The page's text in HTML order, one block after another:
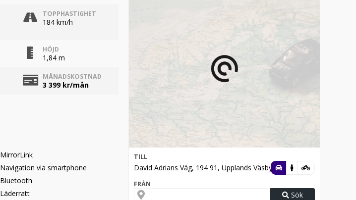
TOPPHASTIGHET
184 km/h
HÖJD
1,84 m
MÅNADSKOSTNAD
3 399kr/mån
MirrorLink
Navigation via smartphone
Bluetooth
Läderratt
TILL
David Adrians Väg, 194 91, Upplands Väsby
FRÅN
Sök